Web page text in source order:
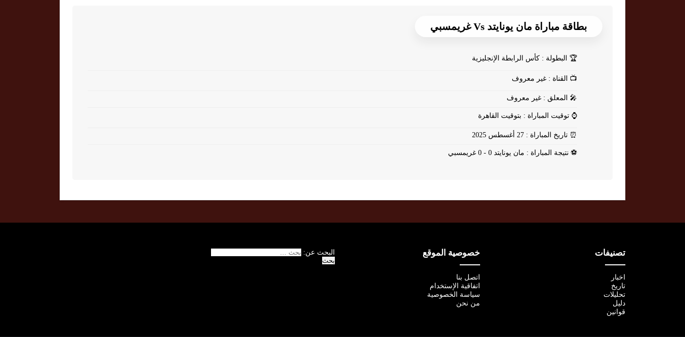
بطاقة مباراة مان يونايتد Vs غريمسبي
🏆 البطولة : كأس الرابطة الإنجليزية
📺 القناة : غير معروف
🎤 المعلق : غير معروف
⌚ توقيت المباراة : بتوقيت القاهرة
⏰ تاريخ المباراة : 27 أغسطس 2025
⚽ نتيجة المباراة : مان يونايتد 0 - 0 غريمسبي
تصنيفات
اخبار
تاريخ
تحليلات
دليل
قوانين
خصوصية الموقع
اتصل بنا
اتفاقية الإستخدام
سياسة الخصوصية
من نحن
البحث عن: